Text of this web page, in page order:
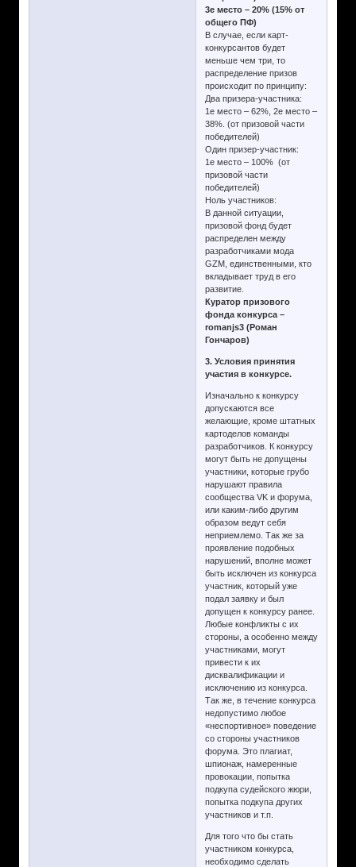
3е место – 20% (15% от
общего ПФ)
В случае, если карт-
конкурсантов будет
меньше чем три, то
распределение призов
происходит по принципу:
Два призера-участника:
1е место – 62%, 2е место –
38%. (от призовой части
победителей)
Один призер-участник:
1е место – 100% (от
призовой части
победителей)
Ноль участников:
В данной ситуации,
призовой фонд будет
распределен между
разработчиками мода
GZM, единственными, кто
вкладывает труд в его
развитие.
Куратор призового
фонда конкурса –
romanjs3 (Роман
Гончаров)
3. Условия принятия
участия в конкурсе.
Изначально к конкурсу
допускаются все
желающие, кроме штатных
картоделов команды
разработчиков. К конкурсу
могут быть не допущены
участники, которые грубо
нарушают правила
сообщества VK и форума,
или каким-либо другим
образом ведут себя
неприемлемо. Так же за
проявление подобных
нарушений, вполне может
быть исключен из конкурса
участник, который уже
подал заявку и был
допущен к конкурсу ранее.
Любые конфликты с их
стороны, а особенно между
участниками, могут
привести к их
дисквалификации и
исключению из конкурса.
Так же, в течение конкурса
недопустимо любое
«неспортивное» поведение
со стороны участников
форума. Это плагиат,
шпионаж, намеренные
провокации, попытка
подкупа судейского жюри,
попытка подкупа других
участников и т.п.
Для того что бы стать
участником конкурса,
необходимо сделать